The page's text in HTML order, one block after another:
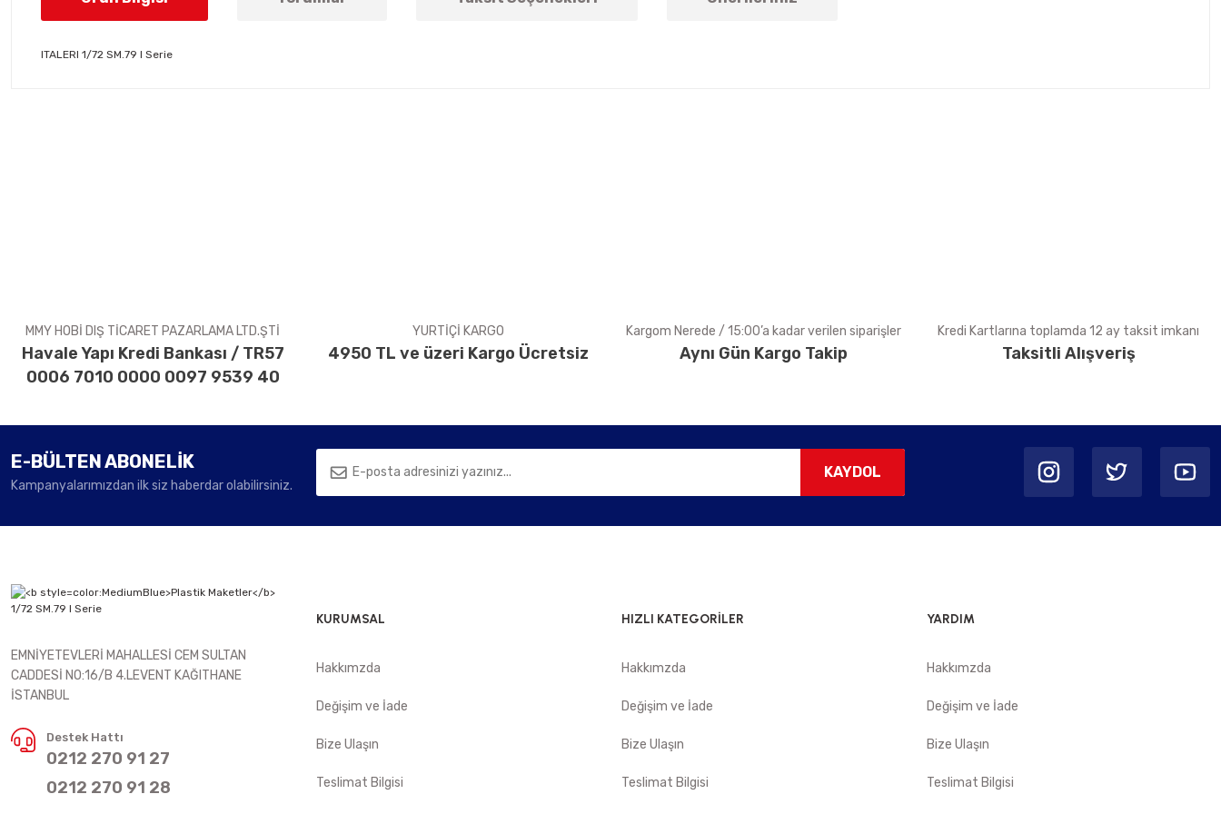
ITALERI 1/72 SM.79 I Serie
MMY HOBİ DIŞ TİCARET PAZARLAMA LTD.ŞTİ
Havale Yapı Kredi Bankası / TR57
0006 7010 0000 0097 9539 40
YURTİÇİ KARGO
4950 TL ve üzeri Kargo Ücretsiz
Kargom Nerede / 15:00’a kadar verilen siparişler
Aynı Gün Kargo Takip
Kredi Kartlarına toplamda 12 ay taksit imkanı
Taksitli Alışveriş
E-BÜLTEN ABONELİK
Kampanyalarımızdan ilk siz haberdar olabilirsiniz.
KAYDOL
EMNİYETEVLERİ MAHALLESİ CEM SULTAN
CADDESİ NO:16/B 4.LEVENT KAĞITHANE
İSTANBUL
Destek Hattı
0212 270 91 27
0212 270 91 28
KURUMSAL
Hakkımzda
Değişim ve İade
Bize Ulaşın
Teslimat Bilgisi
HIZLI KATEGORİLER
Hakkımzda
Değişim ve İade
Bize Ulaşın
Teslimat Bilgisi
YARDIM
Hakkımzda
Değişim ve İade
Bize Ulaşın
Teslimat Bilgisi